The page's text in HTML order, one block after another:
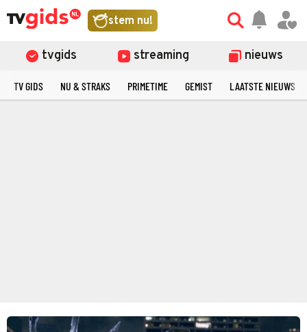
stem nu!
tvgids streaming nieuws
TV GIDS NU & STRAKS PRIMETIME GEMIST LAATSTE NIEUWS